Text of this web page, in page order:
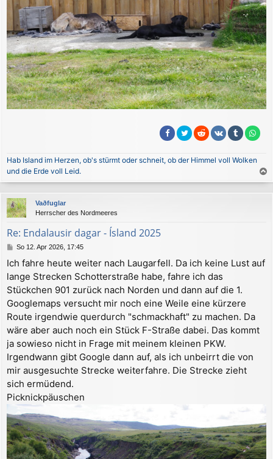
Hab Island im Herzen, ob's stürmt oder schneit, ob der Himmel voll Wolken
und die Erde voll Leid.
a
c
Vaðfuglar
Herrscher des Nordmeeres
Re: Endalausir dagar - Ísland 2025
B
i
t
r
a
g
So 12. Apr 2026, 17:45
Ich fahre heute weiter nach Laugarfell. Da ich keine Lust auf
lange Strecken Schotterstraße habe, fahre ich das
Stückchen 901 zurück nach Norden und dann auf die 1.
Googlemaps versucht mir noch eine Weile eine kürzere
Route irgendwie querdurch "schmackhaft" zu machen. Da
wäre aber auch noch ein Stück F-Straße dabei. Das kommt
ja sowieso nicht in Frage mit meinem kleinen PKW.
Irgendwann gibt Google dann auf, als ich unbeirrt die von
mir ausgesuchte Strecke weiterfahre. Die Strecke zieht
sich ermüdend.
Picknickpäuschen